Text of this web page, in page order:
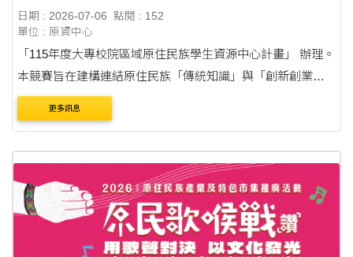
日期 : 2026-07-06
點閱 : 152
單位 : 原資中心
「115年度大專校院區域原住民族學生資源中心計畫」 辦理。
本競賽旨在建構連結原住民族「傳統知識」與「創新創業」
之平台，深化部落文化產業之永續發展。
更多訊息